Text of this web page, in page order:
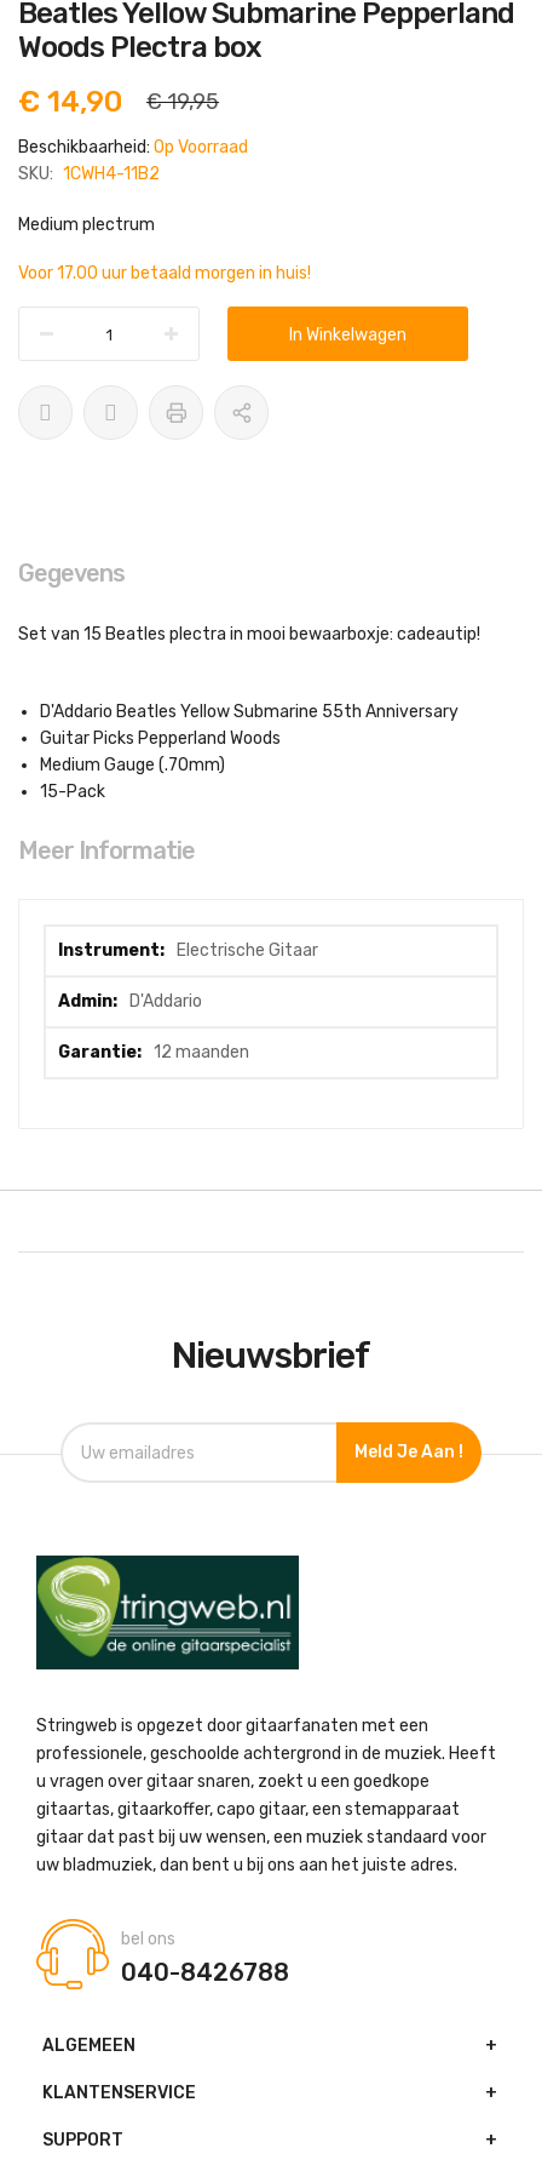
naar
het
begin
de
afbeeldingen-
Beatles Yellow Submarine Pepperland
Woods Plectra box
€ 14,90
€ 19,95
Beschikbaarheid: Op Voorraad
SKU: 1CWH4-11B2
Medium plectrum
Voor 17.00 uur betaald morgen in huis!
In Winkelwagen
Gegevens
Set van 15 Beatles plectra in mooi bewaarboxje: cadeautip!
D'Addario Beatles Yellow Submarine 55th Anniversary
Guitar Picks Pepperland Woods
Medium Gauge (.70mm)
15-Pack
Meer Informatie
informatie
Electrische Gitaar
D'Addario
12 maanden
Nieuwsbrief
Meld Je Aan !
Stringweb is opgezet door gitaarfanaten met een
professionele, geschoolde achtergrond in de muziek. Heeft
u vragen over gitaar snaren, zoekt u een goedkope
gitaartas, gitaarkoffer, capo gitaar, een stemapparaat
gitaar dat past bij uw wensen, een muziek standaard voor
uw bladmuziek, dan bent u bij ons aan het juiste adres.
bel ons
040-8426788
ALGEMEEN
KLANTENSERVICE
SUPPORT